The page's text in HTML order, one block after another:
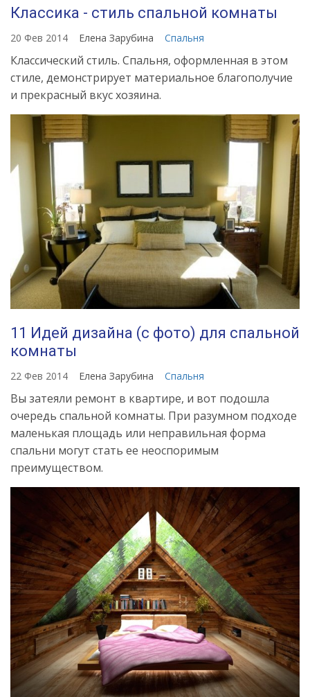
Классика - стиль спальной комнаты
20 Фев 2014 Елена Зарубина Спальня
Классический стиль. Спальня, оформленная в этом
стиле, демонстрирует материальное благополучие
и прекрасный вкус хозяина.
11 Идей дизайна (с фото) для спальной
комнаты
22 Фев 2014 Елена Зарубина Спальня
Вы затеяли ремонт в квартире, и вот подошла
очередь спальной комнаты. При разумном подходе
маленькая площадь или неправильная форма
спальни могут стать ее неоспоримым
преимуществом.